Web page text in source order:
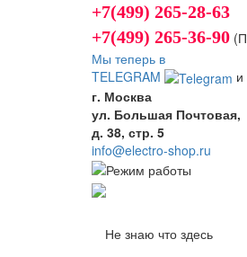
+7(499) 265-28-63
+7(499) 265-36-90
Мы теперь в
TELEGRAM
и
г. Москва
ул. Большая Почтовая,
д. 38, стр. 5
info@electro-shop.ru
Не знаю что здесь